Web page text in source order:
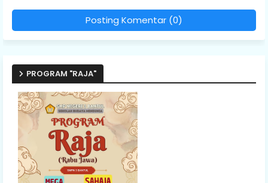
Posting Komentar (0)
PROGRAM "RAJA"